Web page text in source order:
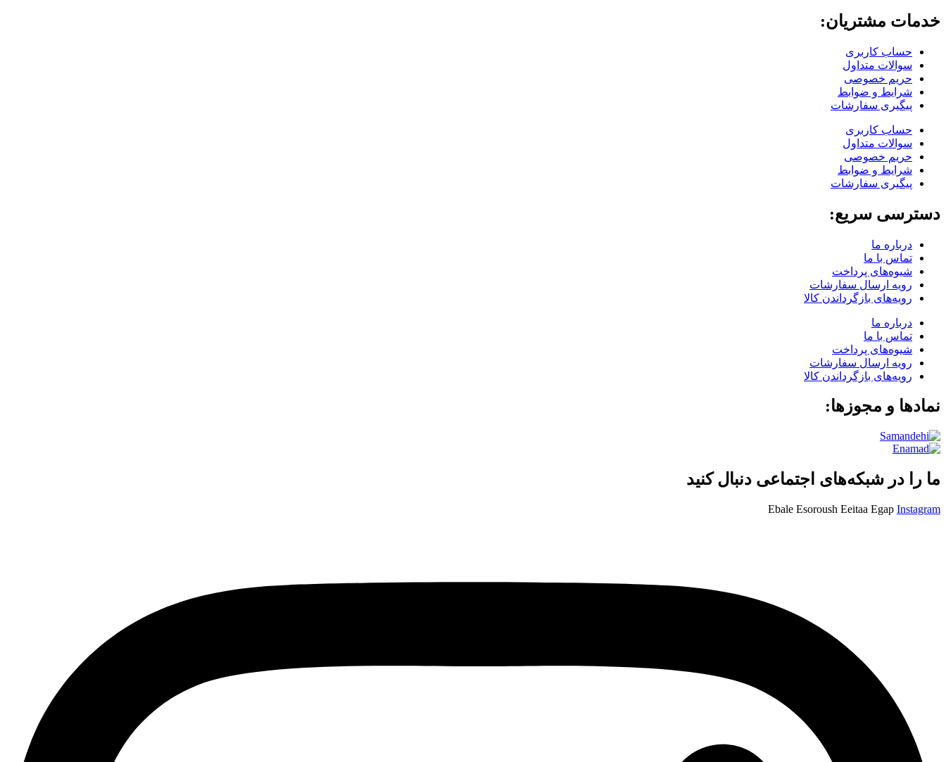
خدمات مشتریان:
حساب کاربری
سوالات متداول
حریم خصوصی
شرایط و ضوابط
پیگیری سفارشات
حساب کاربری
سوالات متداول
حریم خصوصی
شرایط و ضوابط
پیگیری سفارشات
دسترسی سریع:
درباره ما
تماس با ما
شیوه‌های پرداخت
رویه ارسال سفارشات
رویه‌های بازگرداندن کالا
درباره ما
تماس با ما
شیوه‌های پرداخت
رویه ارسال سفارشات
رویه‌های بازگرداندن کالا
نمادها و مجوزها:
ما را در شبکه‌های اجتماعی دنبال کنید
Ebale Esoroush Eeitaa Egap Instagram